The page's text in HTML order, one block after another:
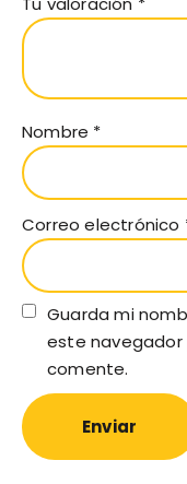
Nombre *
Correo electrónico
Guarda mi
este navegador
comente.